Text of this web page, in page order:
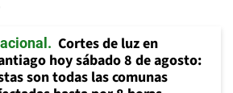
Cortes de luz en
hoy sábado 8 de agosto:
son todas las comunas